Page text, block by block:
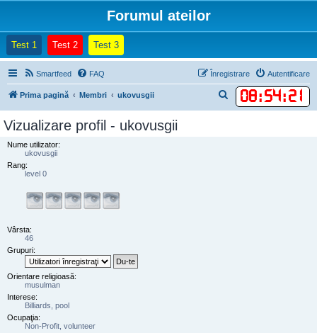
Forumul ateilor
Test 1 (Opens a new tab)
Test 2(Opens a new tab)
Test 3(Opens a new tab)
Smartfeed FAQ Autentificare
Înregistrare
Prima pagină Membri ukovusgii 08:54:21
ă
Vizualizare profil - ukovusgii
Nume utilizator:
ukovusgii
Rang:
level 0
Vârsta:
46
Grupuri:
Orientare religioasă:
musulman
Interese:
Billiards, pool
Ocupaţia:
Non-Profit, volunteer